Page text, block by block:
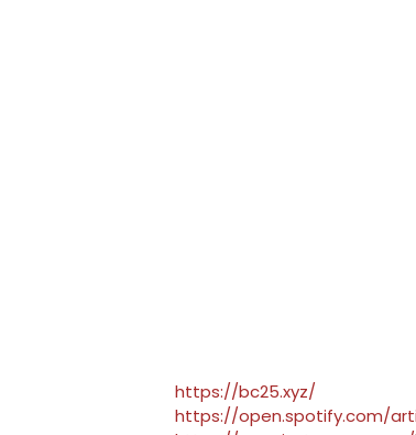
https://bc25.xyz/
https://open.spotify.com/